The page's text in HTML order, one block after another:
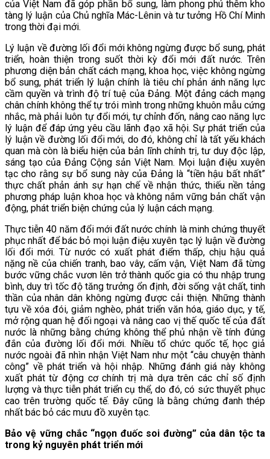
của Việt Nam đã góp phần bổ sung, làm phong phú thêm kho
tàng lý luận của Chủ nghĩa Mác-Lênin và tư tưởng Hồ Chí Minh
trong thời đại mới.
Lý luận về đường lối đổi mới không ngừng được bổ sung, phát
triển, hoàn thiện trong suốt thời kỳ đổi mới đất nước. Trên
phương diện bản chất cách mạng, khoa học, việc không ngừng
bổ sung, phát triển lý luận chính là tiêu chí phản ánh năng lực
cầm quyền và trình độ trí tuệ của Đảng. Một đảng cách mạng
chân chính không thể tự trói mình trong những khuôn mẫu cứng
nhắc, mà phải luôn tự đổi mới, tự chỉnh đốn, nâng cao năng lực
lý luận để đáp ứng yêu cầu lãnh đạo xã hội. Sự phát triển của
lý luận về đường lối đổi mới, do đó, không chỉ là tất yếu khách
quan mà còn là biểu hiện của bản lĩnh chính trị, tư duy độc lập,
sáng tạo của Đảng Cộng sản Việt Nam. Mọi luận điệu xuyên
tạc cho rằng sự bổ sung này của Đảng là “tiền hậu bất nhất”
thực chất phản ánh sự hạn chế về nhận thức, thiếu nền tảng
phương pháp luận khoa học và không nắm vững bản chất vận
động, phát triển biện chứng của lý luận cách mạng.
Thực tiễn 40 năm đổi mới đất nước chính là minh chứng thuyết
phục nhất để bác bỏ mọi luận điệu xuyên tạc lý luận về đường
lối đổi mới. Từ nước có xuất phát điểm thấp, chịu hậu quả
nặng nề của chiến tranh, bao vây, cấm vận, Việt Nam đã từng
bước vững chắc vươn lên trở thành quốc gia có thu nhập trung
bình, duy trì tốc độ tăng trưởng ổn định, đời sống vật chất, tinh
thần của nhân dân không ngừng được cải thiện. Những thành
tựu về xóa đói, giảm nghèo, phát triển văn hóa, giáo dục, y tế,
mở rộng quan hệ đối ngoại và nâng cao vị thế quốc tế của đất
nước là những bằng chứng không thể phủ nhận về tính đúng
đắn của đường lối đổi mới. Nhiều tổ chức quốc tế, học giả
nước ngoài đã nhìn nhận Việt Nam như một “câu chuyện thành
công” về phát triển và hội nhập. Những đánh giá này không
xuất phát từ động cơ chính trị mà dựa trên các chỉ số định
lượng và thực tiễn phát triển cụ thể, do đó, có sức thuyết phục
cao trên trường quốc tế. Đây cũng là bằng chứng đanh thép
nhất bác bỏ các mưu đồ xuyên tạc.
Bảo vệ vững chắc “ngọn đuốc soi đường” của dân tộc ta
trong kỷ nguyên phát triển mới